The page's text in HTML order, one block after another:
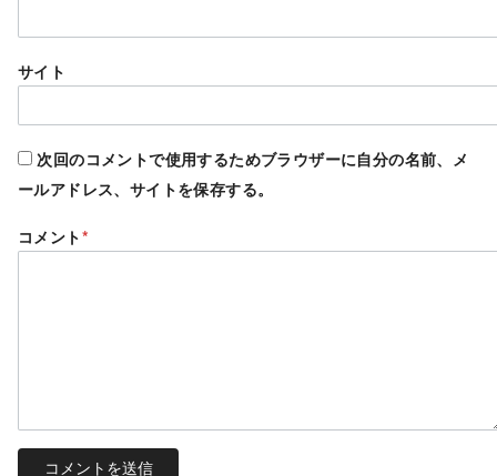
サイト
次回のコメントで使用するためブラウザーに自分の名前、メ
ールアドレス、サイトを保存する。
コメント*